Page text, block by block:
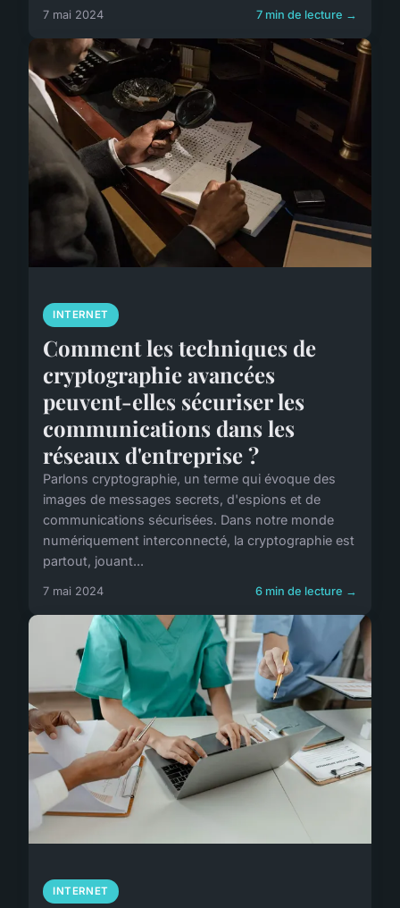
7 mai 2024 7 min de lecture →
INTERNET
Comment les techniques de
cryptographie avancées
peuvent-elles sécuriser les
communications dans les
réseaux d'entreprise ?
Parlons cryptographie, un terme qui évoque des
images de messages secrets, d'espions et de
communications sécurisées. Dans notre monde
numériquement interconnecté, la cryptographie est
partout, jouant...
7 mai 2024 6 min de lecture →
INTERNET